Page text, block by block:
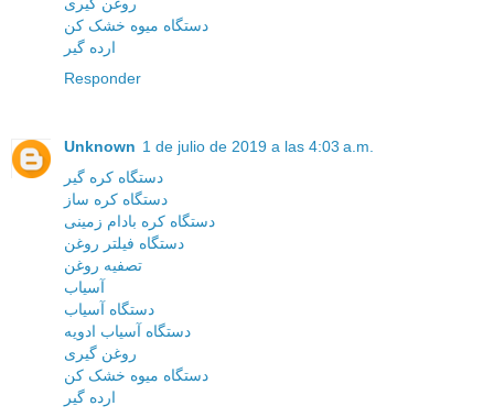
دستگاه میوه خشک کن
ارده گیر
Responder
Unknown 1 de julio de 2019 a las 4:03 a.m.
دستگاه کره گیر
دستگاه کره ساز
دستگاه کره بادام زمینی
دستگاه فیلتر روغن
تصفیه روغن
آسیاب
دستگاه آسیاب
دستگاه آسیاب ادویه
روغن گیری
دستگاه میوه خشک کن
ارده گیر